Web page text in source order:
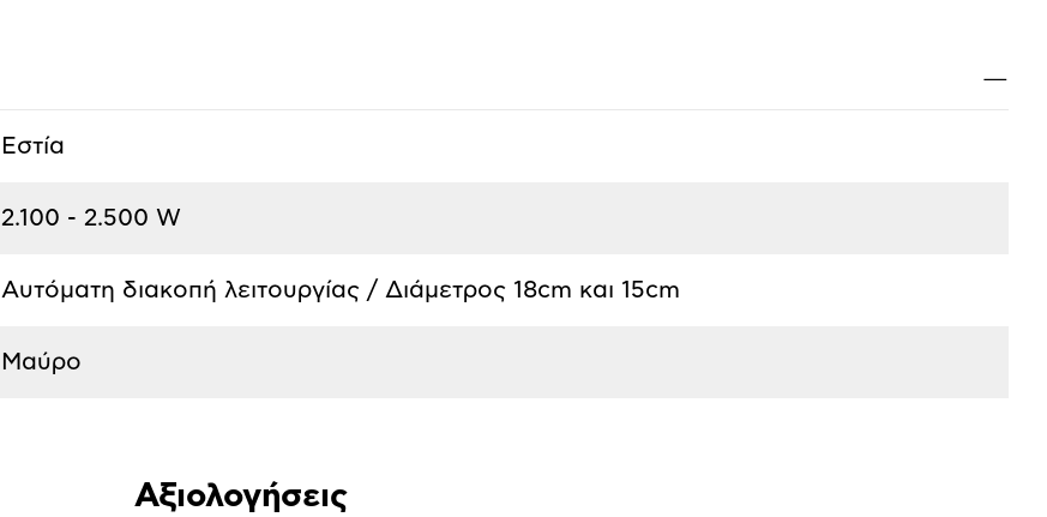
—
Εστία
2.100 - 2.500 W
Αυτόματη διακοπή λειτουργίας / Διάμετρος 18cm και 15cm
Μαύρο
Αξιολογήσεις